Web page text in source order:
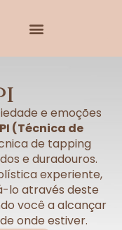
e emoções
(Técnica de
de tapping
e duradouros.
experiente,
lo através deste
você a alcançar
onde estiver.